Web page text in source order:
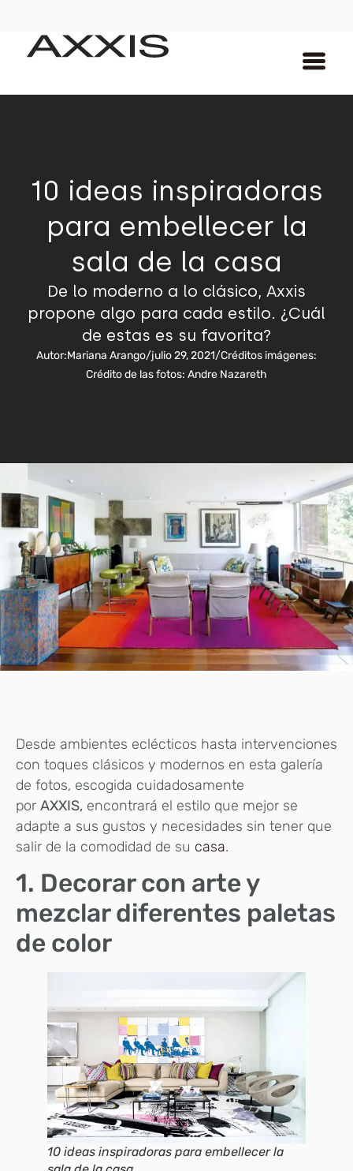
10 ideas inspiradoras
para embellecer la
sala de la casa
De lo moderno a lo clásico, Axxis
propone algo para cada estilo. ¿Cuál
de estas es su favorita?
Autor:Mariana Arango/julio 29, 2021/Créditos imágenes:
Crédito de las fotos: Andre Nazareth
Desde ambientes eclécticos hasta intervenciones
con toques clásicos y modernos en esta galería
de fotos, escogida cuidadosamente
por AXXIS, encontrará el estilo que mejor se
adapte a sus gustos y necesidades sin tener que
salir de la comodidad de su casa.
1. Decorar con arte y
mezclar diferentes paletas
de color
10 ideas inspiradoras para embellecer la